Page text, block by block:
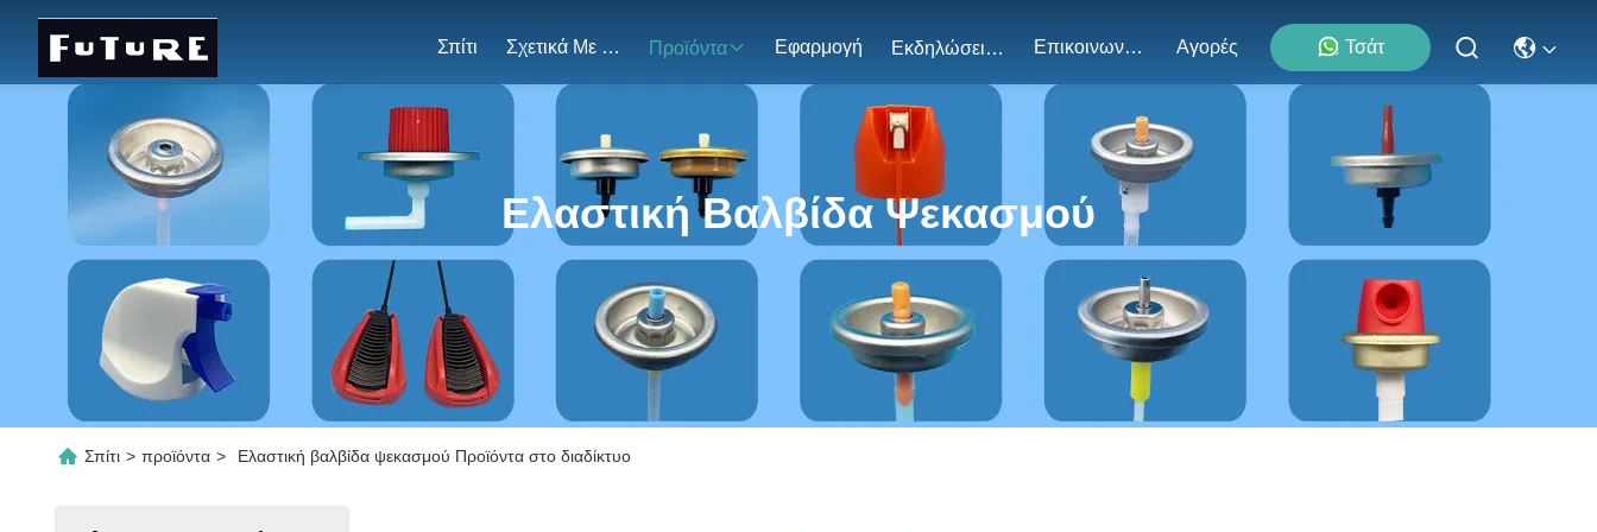
Σπίτι Σχετικά Με Εμάς Προϊόντα Εφαρμογή Εκδηλώσεις Επικοινωνήστε Μαζί Μας Αγορές Τσάτ
Ελαστική Βαλβίδα Ψεκασμού
Σπίτι > προϊόντα > Ελαστική βαλβίδα ψεκασμού Προϊόντα στο διαδίκτυο